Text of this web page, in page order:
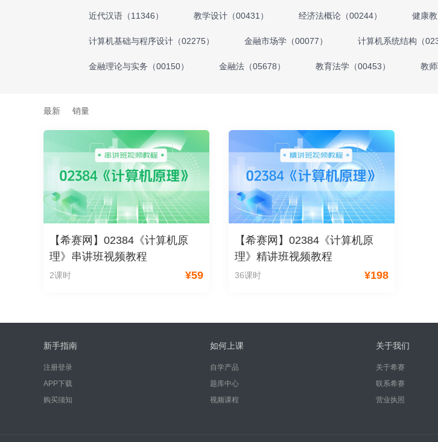
近代汉语（11346） 教学设计（00431） 经济法概论（00244） 健康
计算机基础与程序设计（02275） 金融市场学（00077） 计算机系统结构（
金融理论与实务（00150） 金融法（05678） 教育法学（00453） 教
最新 销量
【希赛网】02384《计算机原
理》串讲班视频教程
2课时 ¥59
【希赛网】02384《计算机原
理》精讲班视频教程
36课时 ¥198
新手指南
注册登录
APP下载
购买须知
如何上课
自学产品
题库中心
视频课程
关于我们
关于希赛
联系希赛
营业执照